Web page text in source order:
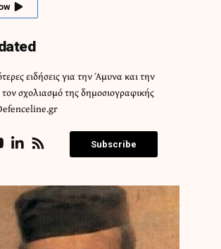
ειδήσεις για την Άμυνα και την
σχολιασμό της δημοσιογραφικής
Subscribe